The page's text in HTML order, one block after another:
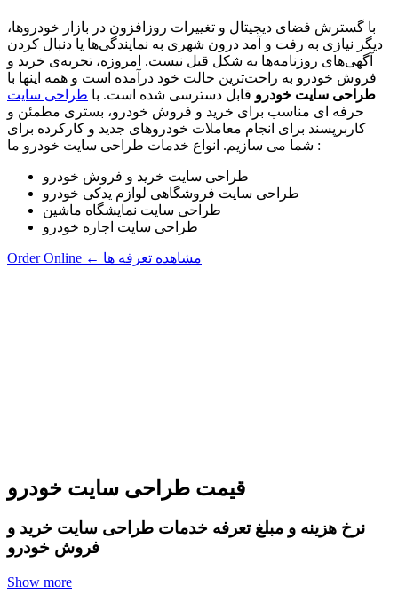
با گسترش فضای دیجیتال و تغییرات روزافزون در بازار خودروها،
دیگر نیازی به رفت و آمد درون شهری به نمایندگی‌ها یا دنبال کردن
آگهی‌های روزنامه‌ها به شکل قبل نیست. امروزه، تجربه‌ی خرید و
فروش خودرو به راحت‌ترین حالت خود درآمده است و همه اینها با
طراحی سایت خودرو قابل دسترسی شده است. با طراحی سایت
حرفه ای مناسب برای خرید و فروش خودرو، بستری مطمئن و
کاربرپسند برای انجام معاملات خودروهای جدید و کارکرده برای
شما می سازیم. انواع خدمات طراحی سایت خودرو ما :
طراحی سایت خرید و فروش خودرو
طراحی سایت فروشگاهی لوازم یدکی خودرو
طراحی سایت نمایشگاه ماشین
طراحی سایت اجاره خودرو
Order Online ← مشاهده تعرفه ها
قیمت طراحی سایت خودرو
نرخ هزینه و مبلغ تعرفه خدمات طراحی سایت خرید و
فروش خودرو
Show more